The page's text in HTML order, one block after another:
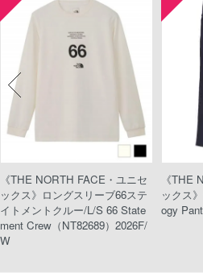
《THE NORTH FACE・ユニセ
ックス》ロングスリーブ66ステ
イトメントクルー/L/S 66 State
ment Crew（NT82689）2026F/
W
《THE
ックス
ogy